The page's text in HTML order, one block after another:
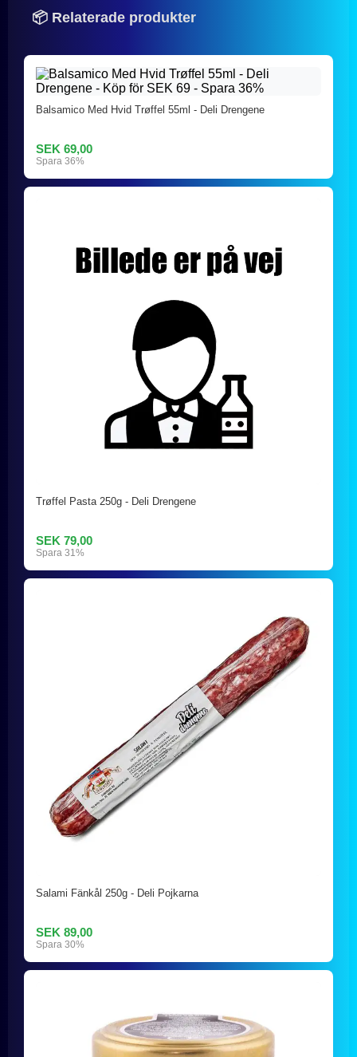
📦 Relaterade produkter
Balsamico Med Hvid Trøffel 55ml - Deli Drengene
SEK 69,00
Spara 36%
Trøffel Pasta 250g - Deli Drengene
SEK 79,00
Spara 31%
Salami Fänkål 250g - Deli Pojkarna
SEK 89,00
Spara 30%